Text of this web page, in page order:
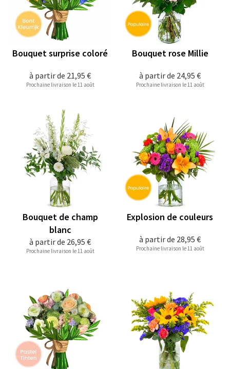
à partir de 21,95 €
Bouquet surprise coloré
Prochaine livraison le 11 août
à partir de 24,95 €
Bouquet rose Millie
Prochaine livraison le 11 août
à partir de 26,95 €
Bouquet de champ
blanc
Prochaine livraison le 11 août
à partir de 28,95 €
Explosion de couleurs
Prochaine livraison le 11 août